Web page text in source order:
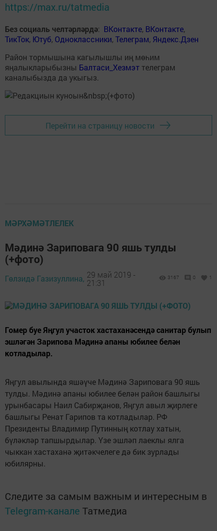
https://max.ru/tatmedia
Без социаль челтәрләрдә: ВКонтакте, ВКонтакте,
ТикТок, Ютуб, Одноклассники,Телеграм, Яндекс.Дзен
Район тормышына кагылышлы иң мөһим
яңалыкларыбызны Балтаси_Хезмэт телеграм
каналыбызда да укыгыз.
Перейти на страницу новости
МӘРХӘМӘТЛЕЛЕК
Мәдинә Зариповага 90 яшь тулды
(+фото)
Гөлзидә Газизуллина, 29 май 2019 -
21:31
3167 0 1
Гомер буе Яңгул участок хастаханәсендә санитар булып
эшләгән Зарипова Мәдинә апаны юбилее белән
котладылар.
Яңгул авылында яшәүче Мәдинә Зариповага 90 яшь
тулды. Мәдинә апаны юбилее белән район башлыгы
урынбасары Наил Сабирҗанов, Яңгул авыл җирлеге
башлыгы Ренат Гарипов та котладылар. РФ
Президенты Владимир Путинның котлау хатын,
бүләкләр тапшырдылар. Үзе эшләп лаеклы ялга
чыккан хастаханә җитәкчелеге дә бик зурлады
юбилярны.
Следите за самым важным и интересным в
Telegram-канале Татмедиа